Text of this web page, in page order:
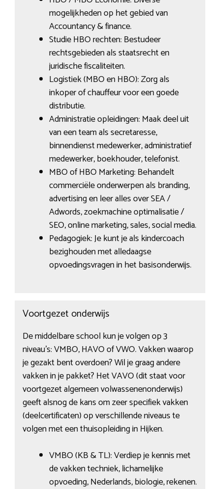
mogelijkheden op het gebied van
Accountancy & finance.
Studie HBO rechten: Bestudeer
rechtsgebieden als staatsrecht en
juridische fiscaliteiten.
Logistiek (MBO en HBO): Zorg als
inkoper of chauffeur voor een goede
distributie.
Administratie opleidingen: Maak deel uit
van een team als secretaresse,
binnendienst medewerker, administratief
medewerker, boekhouder, telefonist.
MBO of HBO Marketing: Behandelt
commerciële onderwerpen als branding,
advertising en leer alles over SEA /
Adwords, zoekmachine optimalisatie /
SEO, online marketing, sales, social media.
Pedagogiek: Je kunt je als kindercoach
bezighouden met alledaagse
opvoedingsvragen in het basisonderwijs.
Voortgezet onderwijs
De middelbare school kun je volgen op 3
niveau’s: VMBO, HAVO of VWO. Vakken waarop
je gezakt bent overdoen? Wil je graag andere
vakken in je pakket? Het VAVO (dit staat voor
voortgezet algemeen volwassenenonderwijs)
geeft alsnog de kans om zeer specifiek vakken
(deelcertificaten) op verschillende niveaus te
volgen met een thuisopleiding in Hijken.
VMBO (KB & TL): Verdiep je kennis met
de vakken techniek, lichamelijke
opvoeding, Nederlands, biologie, rekenen.